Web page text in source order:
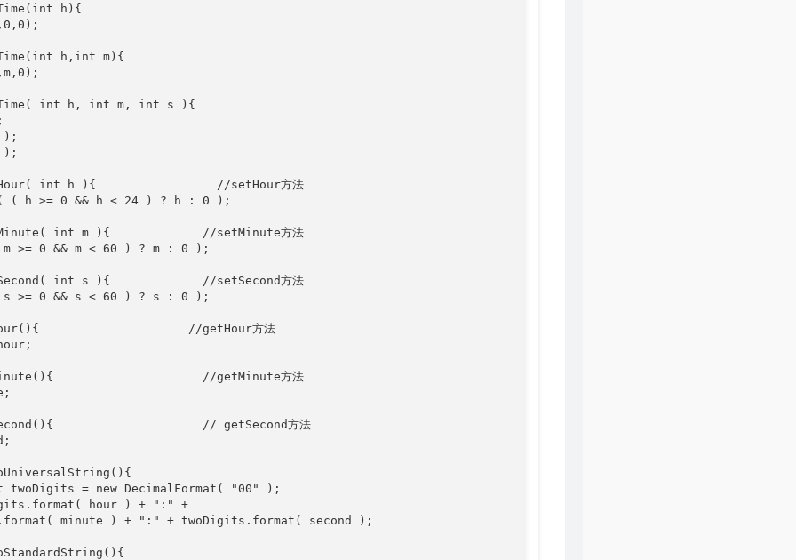
h){
h,int m){
int h, int m, int s ){
);
);
);
int h ){                 //setHour方法
( h >= 0 && h < 24 ) ? h : 0 );
int m ){             //setMinute方法
>= 0 && m < 60 ) ? m : 0 );
int s ){             //setSecond方法
>= 0 && s < 60 ) ? s : 0 );
//getHour方法
//getMinute方法
// getSecond方法
twoDigits = new DecimalFormat( "00" );
hour ) + ":" +
minute ) + ":" + twoDigits.format( second );